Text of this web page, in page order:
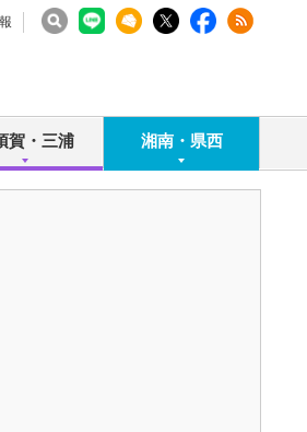
賀・三浦 湘南・県西